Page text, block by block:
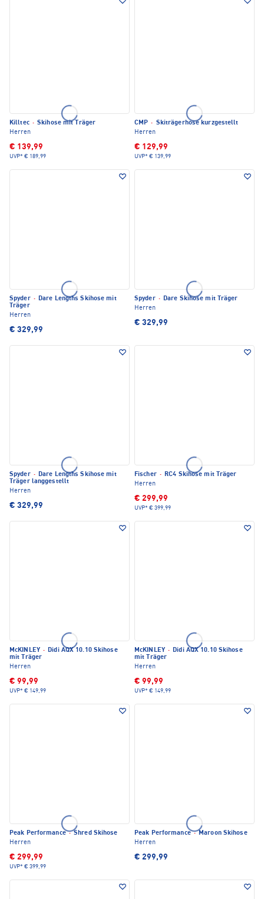
Killtec · Skihose mit Träger
Herren
€ 139,99
UVP* € 189,99
CMP · Skiträgerhose kurzgestellt
Herren
€ 129,99
UVP* € 139,99
Spyder · Dare Lengths Skihose mit
Träger
Herren
€ 329,99
Spyder · Dare Skihose mit Träger
Herren
€ 329,99
Spyder · Dare Lengths Skihose mit
Träger langgestellt
Herren
€ 329,99
Fischer · RC4 Skihose mit Träger
Herren
€ 299,99
UVP* € 399,99
McKINLEY · Didi AQX 10.10 Skihose
mit Träger
Herren
€ 99,99
UVP* € 149,99
McKINLEY · Didi AQX 10.10 Skihose
mit Träger
Herren
€ 99,99
UVP* € 149,99
Peak Performance·Shred Skihose
Herren
€ 299,99
UVP* € 399,99
Peak Performance·Maroon Skihose
Herren
€ 299,99